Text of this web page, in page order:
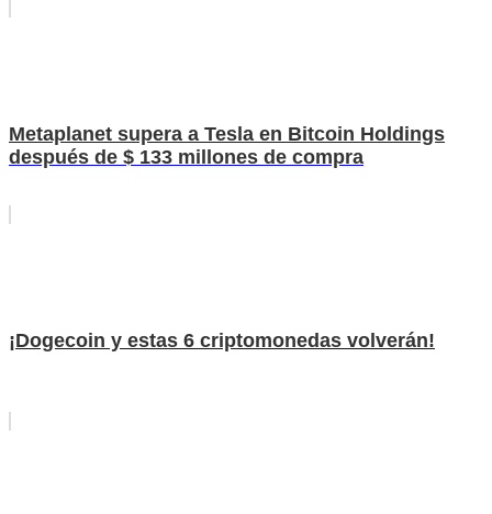
Metaplanet supera a Tesla en Bitcoin Holdings
después de $ 133 millones de compra
¡Dogecoin y estas 6 criptomonedas volverán!